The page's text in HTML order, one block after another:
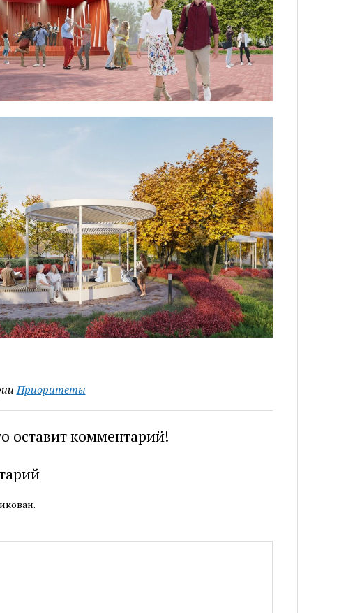
Приоритеты
оставит комментарий!